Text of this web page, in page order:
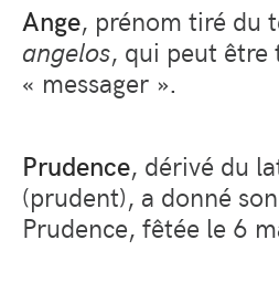
Ange, prénom tiré du
angelos, qui peut
« messager ».
Prudence, dérivé du
(prudent), a donné
Prudence, fêtée le 6